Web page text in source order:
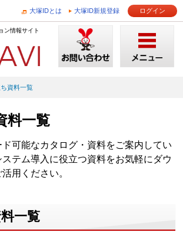
大塚IDとは 大塚ID新規登録 ログイン
ン情報サイト
資料一覧
料一覧
可能なカタログ・資料をご案内してい
テム導入に役立つ資料をお気軽にダウ
用ください。
一覧